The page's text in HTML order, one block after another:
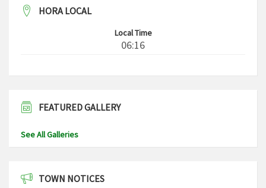
HORA LOCAL
Local Time
06:16
FEATURED GALLERY
See All Galleries
TOWN NOTICES